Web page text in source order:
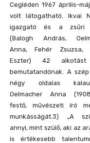
Cegléden 1967 április-
volt látogatható. Ikvai
igazgató és a zsűri
(Balogh András,
Anna, Fehér Zsuzsa,
Eszter) 42
bemutatandónak. A
négy oldalas
Oelmacher Anna
festő, művészeti író
munkásságát.3) „A
annyi, mint szülő, aki az
is értékesebb